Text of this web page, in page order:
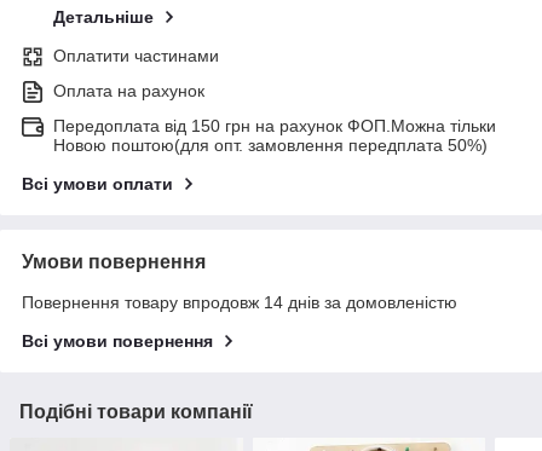
Детальніше
Оплатити частинами
Оплата на рахунок
Передоплата від 150 грн на рахунок ФОП.Можна тільки
Новою поштою(для опт. замовлення передплата 50%)
Всі умови оплати
Умови повернення
Повернення товару впродовж 14 днів за домовленістю
Всі умови повернення
Подібні товари компанії